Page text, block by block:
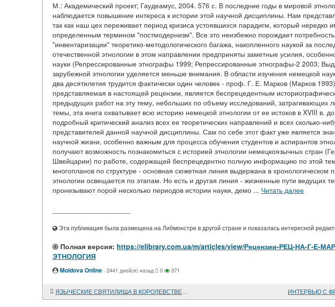
М.: Академический проект; Гаудеамус, 2004. 576 с. В последние годы в мировой
наблюдается повышение интереса к истории этой научной дисциплины. Нам
так как наш цех переживает период кризиса устоявшихся парадигм, который нередко
определенным термином "постмодернизм". Все это неизбежно порождает
"инвентаризации" теоретико-методологического багажа, накопленного наукой за
отечественной этнологии в этом направлении предприняты заметные усилия,
науки (Репрессированные этнографы 1999; Репрессированные этнографы-2 2003;
зарубежной этнологии уделяется меньше внимания. В области изучения немецкой
два десятилетия трудится фактически один человек - проф. Г. Е. Марков (Марков
представляемая в настоящей рецензии, является беспрецедентным
предыдущих работ на эту тему, небольших по объему исследований, затрагивающих
темы, эта книга охватывает всю историю немецкой этнологии от ее истоков в XVIII в.
подробный критический анализ всех ее теоретических направлений и всех сколько-
представителей данной научной дисциплины. Сам по себе этот факт уже является
научной жизни, особенно важным для процесса обучения студентов и аспирантов
получают возможность познакомиться с историей этнологии немецкоязычных стран
Швейцарии) по работе, содержащей беспрецедентно полную информацию по этой
многопланов по структуре - основная сюжетная линия выдержана в хронологическом
этнологии освещается по этапам. Но есть и другая линия - жизненные пути ведущих
пронизывают порой несколько периодов истории науки, демо ... Читать далее
Эта публикация была размещена на Либмонстре в другой стране и показалась интересной
Полная версия: https://elibrary.com.ua/m/articles/view/Рецензии-РЕЦ-НА-Г-Е-
ЭТНОЛОГИЯ
Moldova Online · 2441 дней(я) назад 0 371
ЯЗЫЧЕСКИЕ СВЯТИЛИЩА В КОРОЛЕВСТВЕ МЕРОВИНГОВ